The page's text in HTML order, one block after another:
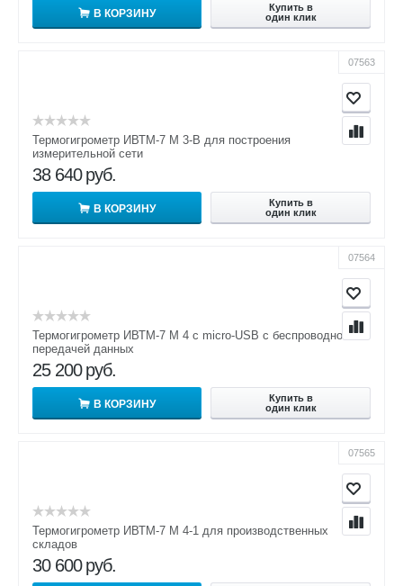
В КОРЗИНУ
Купить в
один клик
07563
Термогигрометр ИВТМ-7 М 3-В для построения
измерительной сети
38 640 руб.
В КОРЗИНУ
Купить в
один клик
07564
Термогигрометр ИВТМ-7 М 4 с micro-USB с беспроводной
передачей данных
25 200 руб.
В КОРЗИНУ
Купить в
один клик
07565
Термогигрометр ИВТМ-7 М 4-1 для производственных
складов
30 600 руб.